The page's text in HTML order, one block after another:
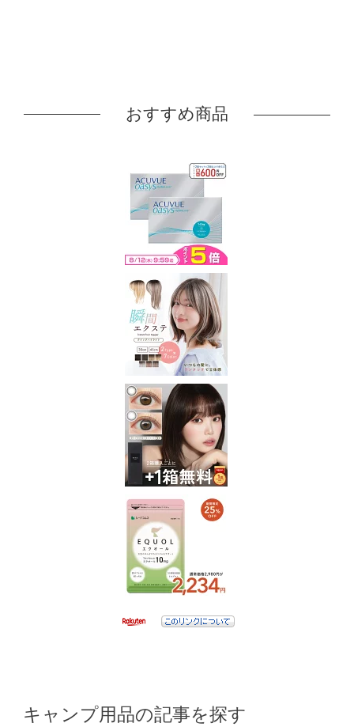
おすすめ商品
キャンプ用品の記事を探す